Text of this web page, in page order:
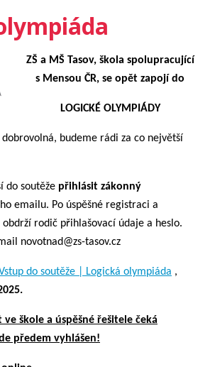
ZŠ a MŠ Tasov, škola spolupracující
s Mensou ČR, se opět zapojí do
LOGICKÉ OLYMPIÁDY
budeme rádi za co největší
do soutěže přihlásit zákonný
emailu. Po úspěšné registraci a
rodič přihlašovací údaje a heslo.
novotnad@zs-tasov.cz
do soutěže | Logická olympiáda ,
škole a úspěšné řešitele čeká
předem vyhlášen!